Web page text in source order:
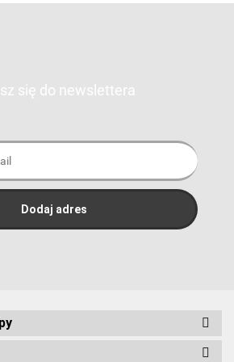
się do newslettera